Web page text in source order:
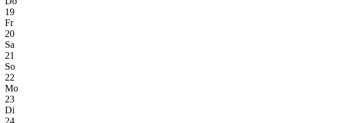
19
Fr
20
Sa
21
So
22
Mo
23
Di